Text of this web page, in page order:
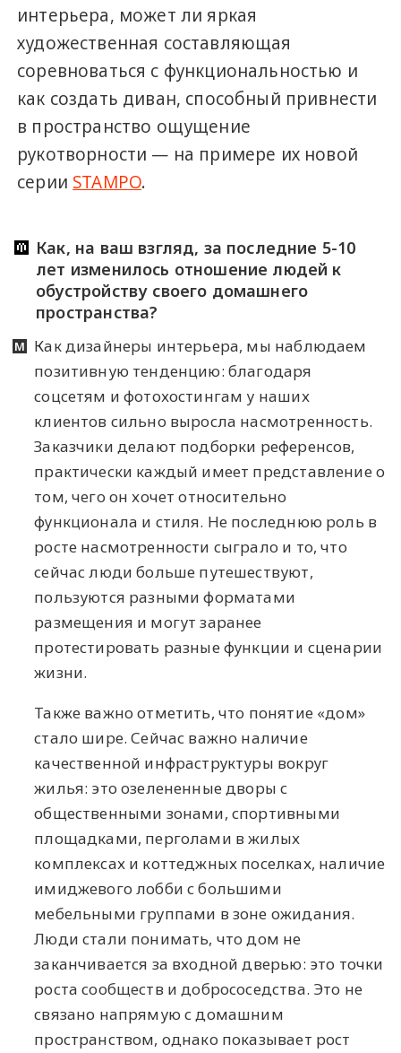
интерьера, может ли яркая
художественная составляющая
соревноваться с функциональностью и
как создать диван, способный привнести
в пространство ощущение
рукотворности — на примере их новой
серии STAMPO.
Как, на ваш взгляд, за последние 5-10
лет изменилось отношение людей к
обустройству своего домашнего
пространства?
Как дизайнеры интерьера, мы наблюдаем
позитивную тенденцию: благодаря
соцсетям и фотохостингам у наших
клиентов сильно выросла насмотренность.
Заказчики делают подборки референсов,
практически каждый имеет представление о
том, чего он хочет относительно
функционала и стиля. Не последнюю роль в
росте насмотренности сыграло и то, что
сейчас люди больше путешествуют,
пользуются разными форматами
размещения и могут заранее
протестировать разные функции и сценарии
жизни.
Также важно отметить, что понятие «дом»
стало шире. Сейчас важно наличие
качественной инфраструктуры вокруг
жилья: это озелененные дворы с
общественными зонами, спортивными
площадками, перголами в жилых
комплексах и коттеджных поселках, наличие
имиджевого лобби с большими
мебельными группами в зоне ожидания.
Люди стали понимать, что дом не
заканчивается за входной дверью: это точки
роста сообществ и добрососедства. Это не
связано напрямую с домашним
пространством, однако показывает рост